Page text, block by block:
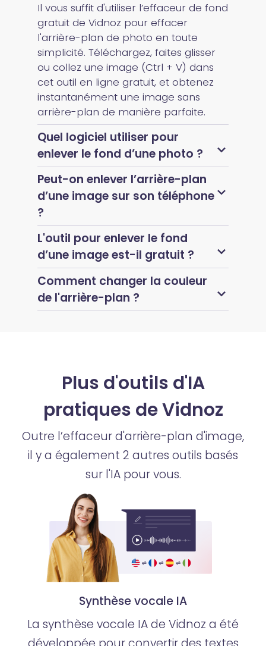
Il vous suffit d'utiliser l’effaceur de fond
gratuit de Vidnoz pour effacer
l'arrière-plan de photo en toute
simplicité. Téléchargez, faites glisser
ou collez une image (Ctrl + V) dans
cet outil en ligne gratuit, et obtenez
instantanément une image sans
arrière-plan de manière parfaite.
Quel logiciel utiliser pour
enlever le fond d’une photo ?
Peut-on enlever l’arrière-plan
d’une image sur son téléphone
?
L'outil pour enlever le fond
d’une image est-il gratuit ?
Comment changer la couleur
de l'arrière-plan ?
Plus d'outils d'IA
pratiques de Vidnoz
Outre l’effaceur d'arrière-plan d'image,
il y a également 2 autres outils basés
sur l'IA pour vous.
Synthèse vocale IA
La synthèse vocale IA de Vidnoz a été